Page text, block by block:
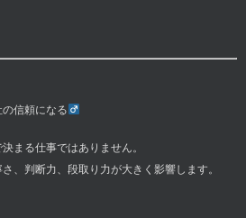
信頼になる‍
まる仕事ではありません。
、判断力、段取り力が大きく影響します。